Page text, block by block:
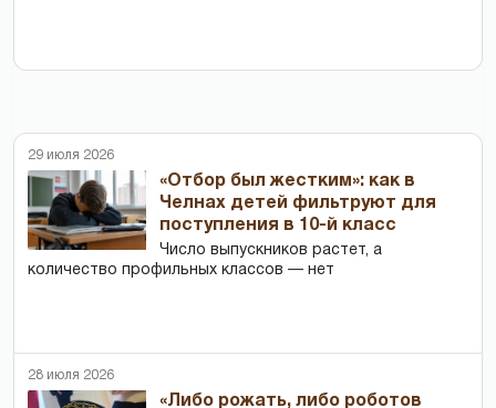
29 июля 2026
«Отбор был жестким»: как в
Челнах детей фильтруют для
поступления в 10-й класс
Число выпускников растет, а
количество профильных классов — нет
28 июля 2026
«Либо рожать, либо роботов